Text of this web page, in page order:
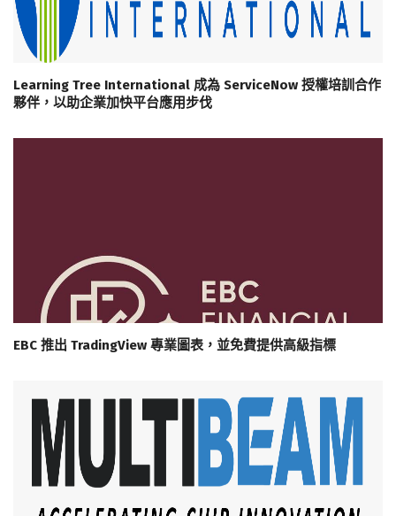
Learning Tree International 成為 ServiceNow 授權培訓合作
夥伴，以助企業加快平台應用步伐
EBC 推出 TradingView 專業圖表，並免費提供高級指標